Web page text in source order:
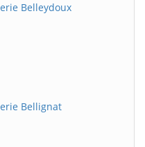
Belleydoux
Bellignat